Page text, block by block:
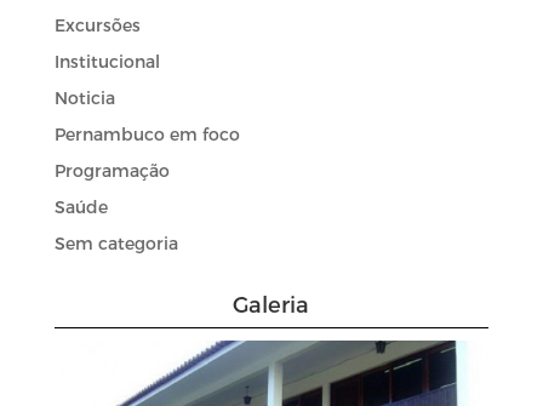
Excursões
Institucional
Noticia
Pernambuco em foco
Programação
Saúde
Sem categoria
Galeria